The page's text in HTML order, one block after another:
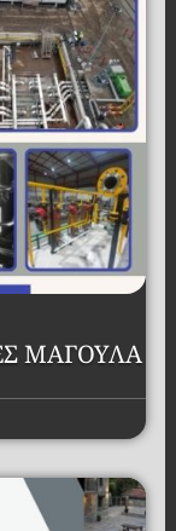
ΜΑΓΟΥΛΑ